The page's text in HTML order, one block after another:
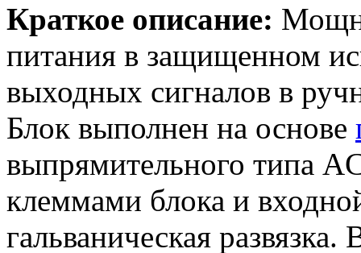
Краткое описание:
питания в защищенном
выходных сигналов в
Блок выполнен на основе
выпрямительного типа
клеммами блока и
гальваническая